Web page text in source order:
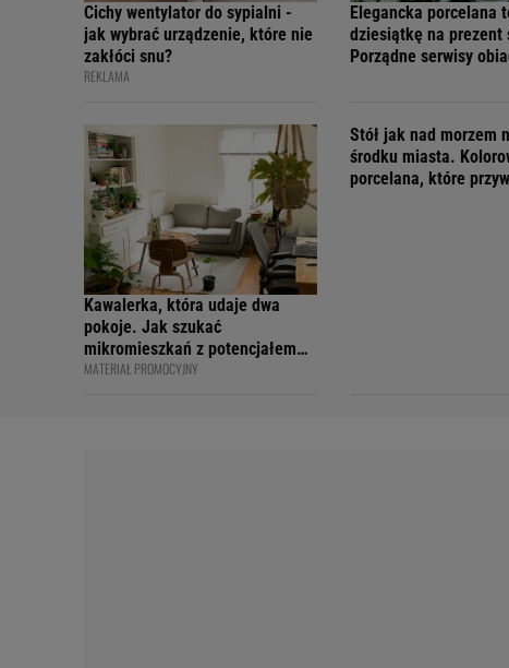
Cichy wentylator do sypialni -
jak wybrać urządzenie, które nie
zakłóci snu?
REKLAMA
Elegancka porcelana
dziesiątkę na prezent
Porządne serwisy
Kawalerka, która udaje dwa
pokoje. Jak szukać
mikromieszkań z potencjałem
na sprytny podział?
MATERIAŁ PROMOCYJNY
Stół jak nad morzem
środku miasta.
porcelana, które